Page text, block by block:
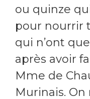
ou quinze
pour nourrir
qui n’ont
après avoir
Mme de
Murinais.